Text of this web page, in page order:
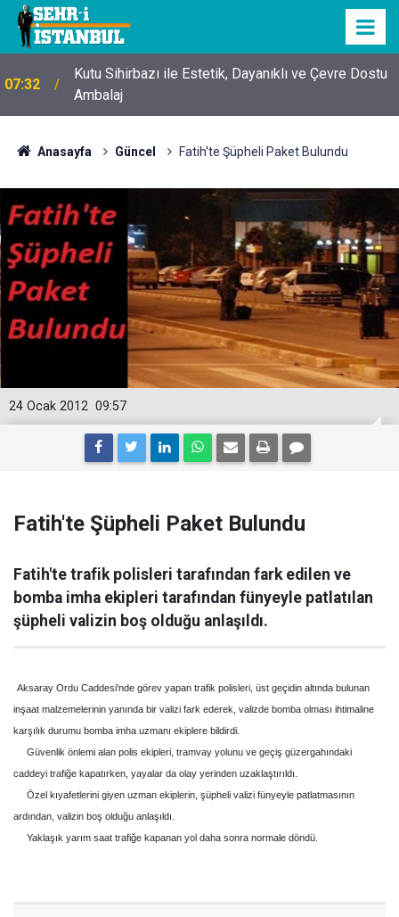
07:32
Kutu Sihirbazı ile Estetik, Dayanıklı ve Çevre Dostu
Ambalaj
Anasayfa Güncel Fatih'te Şüpheli Paket Bulundu
09:57
24 Ocak 2012
Fatih'te Şüpheli Paket Bulundu
Fatih'te trafik polisleri tarafından fark edilen ve
bomba imha ekipleri tarafından fünyeyle patlatılan
şüpheli valizin boş olduğu anlaşıldı.
Aksaray Ordu Caddesi'nde görev yapan trafik polisleri, üst geçidin altında bulunan
inşaat malzemelerinin yanında bir valizi fark ederek, valizde bomba olması ihtimaline
karşılık durumu bomba imha uzmanı ekiplere bildirdi.
Güvenlik önlemi alan polis ekipleri, tramvay yolunu ve geçiş güzergahındaki
caddeyi trafiğe kapatırken, yayalar da olay yerinden uzaklaştırıldı.
Özel kıyafetlerini giyen uzman ekiplerin, şüpheli valizi fünyeyle patlatmasının
ardından, valizin boş olduğu anlaşıldı.
Yaklaşık yarım saat trafiğe kapanan yol daha sonra normale döndü.